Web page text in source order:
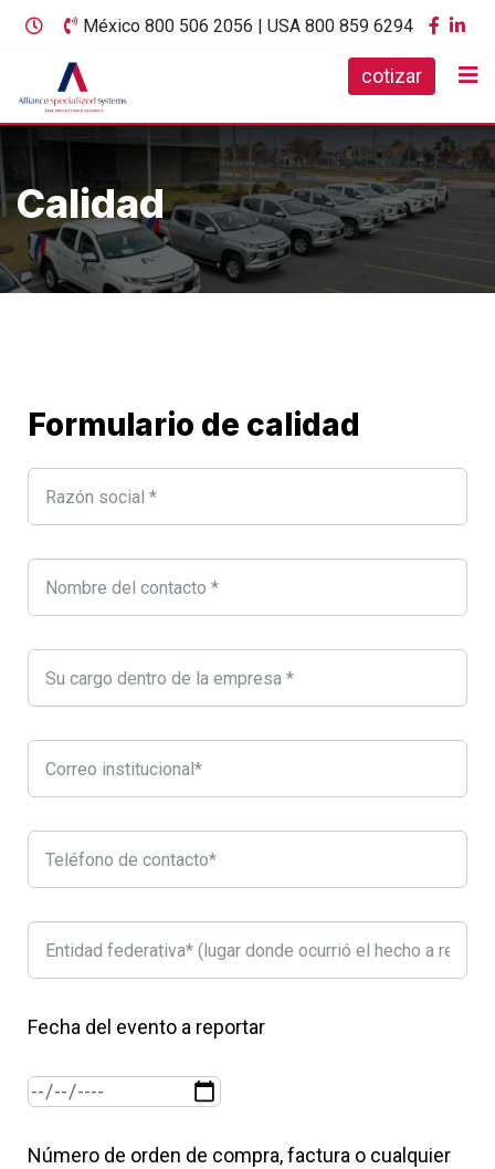
México 800 506 2056 | USA 800 859 6294
cotizar
Calidad
Formulario de calidad
Fecha del evento a reportar
Número de orden de compra, factura o cualquier